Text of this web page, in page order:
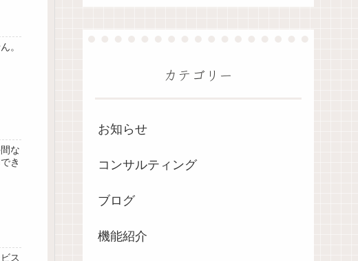
。
な
き
ス
カテゴリー
お知らせ
コンサルティング
ブログ
機能紹介